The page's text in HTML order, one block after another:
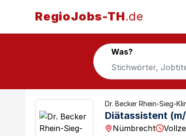
RegioJobs-TH.de
Was?
Dr. Becker Rhein-Sieg-
Diätassistent
Nümbrecht